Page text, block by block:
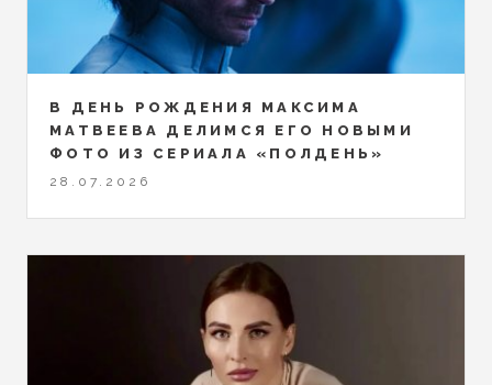
В ДЕНЬ РОЖДЕНИЯ МАКСИМА
МАТВЕЕВА ДЕЛИМСЯ ЕГО НОВЫМИ
ФОТО ИЗ СЕРИАЛА «ПОЛДЕНЬ»
28.07.2026